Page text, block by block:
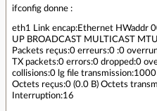
ifconfig donne :
eth1 Link encap:Ethernet HWaddr
UP BROADCAST MULTICAST
Packets reçus:0 erreurs:0 :0
TX packets:0 errors:0 dropped:0
collisions:0 lg file transmission:1000
Octets reçus:0 (0.0 B) Octets
Interruption:16